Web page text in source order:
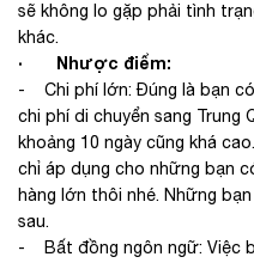
sẽ không lo gặp phải tình
khác.
· Nhược điểm:
- Chi phí lớn: Đúng là bạn
chi phí di chuyển sang Trung
khoảng 10 ngày cũng khá
chỉ áp dụng cho những bạn
hàng lớn thôi nhé. Những
sau.
- Bất đồng ngôn ngữ: Việc